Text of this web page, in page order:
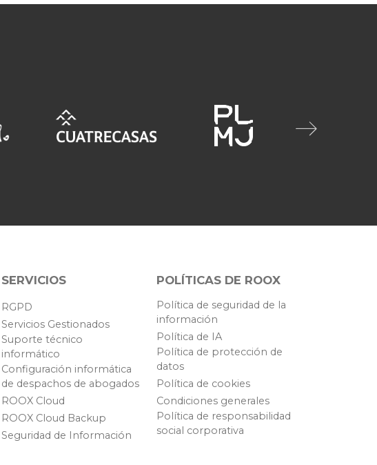
SERVICIOS
RGPD
Servicios Gestionados
Suporte técnico
informático
Configuración informática
de despachos de abogados
ROOX Cloud
ROOX Cloud Backup
Seguridad de Información
POLÍTICAS DE ROOX
Política de seguridad de la
información
Política de IA
Política de protección de
datos
Política de cookies
Condiciones generales
Política de responsabilidad
social corporativa